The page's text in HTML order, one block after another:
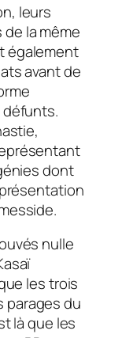
leurs
la même
également
avant de
dont
nulle
les trois
parages du
là que les